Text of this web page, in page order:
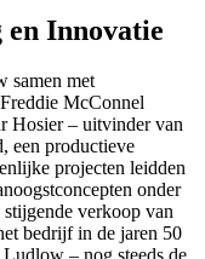
Innovatie
samen met
McConnel
Hosier – uitvinder van
een productieve
projecten leidden
onder
verkoop van
bedrijf in de jaren 50